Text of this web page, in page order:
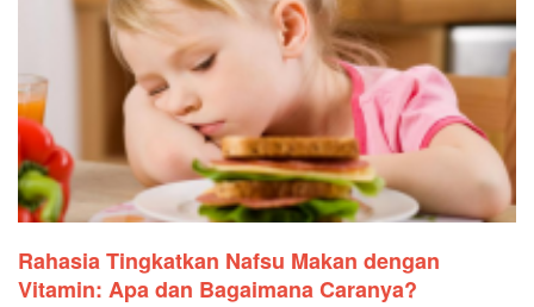
Rahasia Tingkatkan Nafsu Makan dengan
Vitamin: Apa dan Bagaimana Caranya?